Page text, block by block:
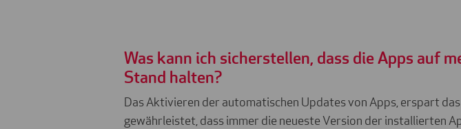
Was kann ich sicherstellen, dass die Apps auf
Stand halten?
Das Aktivieren der automatischen Updates von Apps, erspart
gewährleistet, dass immer die neueste Version der installierten